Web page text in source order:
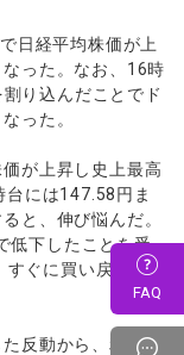
日経平均株価が上
った。なお、16時
り込んだことでド
った。
が上昇し史上最高
には147.58円ま
と、伸び悩んだ。
低下したことを受
すぐに買い戻され
反動から、利益確
FAQ